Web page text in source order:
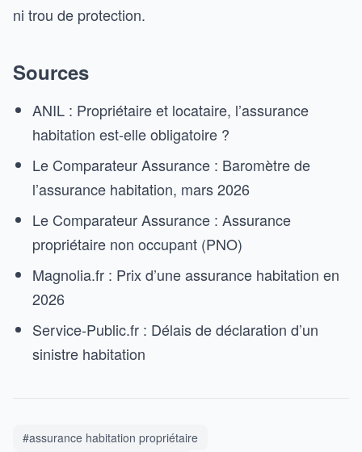
ni trou de protection.
Sources
ANIL : Propriétaire et locataire, l’assurance
habitation est-elle obligatoire ?
Le Comparateur Assurance : Baromètre de
l’assurance habitation, mars 2026
Le Comparateur Assurance : Assurance
propriétaire non occupant (PNO)
Magnolia.fr : Prix d’une assurance habitation en
2026
Service-Public.fr : Délais de déclaration d’un
sinistre habitation
#assurance habitation propriétaire